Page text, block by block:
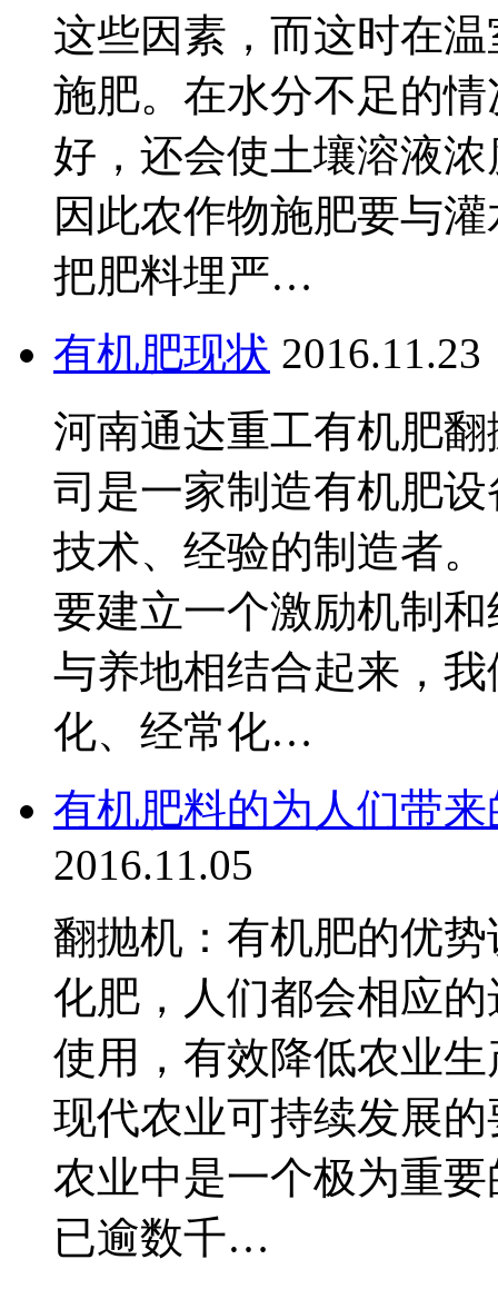
这些因素，而这时在
施肥。在水分不足的
好，还会使土壤溶液
因此农作物施肥要与
把肥料埋严…
有机肥现状 2016.11.23
河南通达重工有机肥
司是一家制造有机肥
技术、经验的制造者
要建立一个激励机制
与养地相结合起来，
化、经常化…
有机肥料的为人们带
2016.11.05
翻抛机：有机肥的优
化肥，人们都会相应
使用，有效降低农业
现代农业可持续发展
农业中是一个极为重
已逾数千…